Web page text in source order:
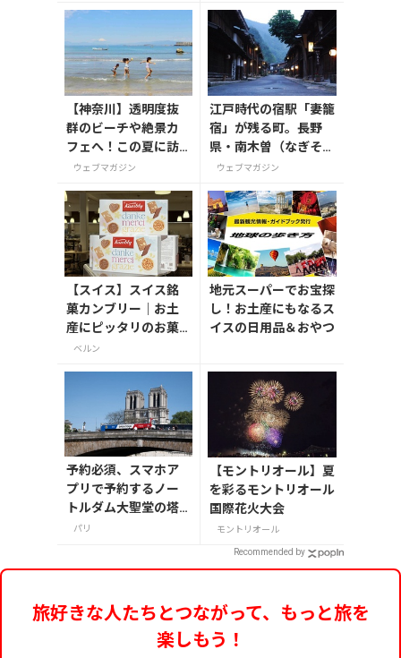
【神奈川】透明度抜
群のビーチや絶景カ
フェへ！この夏に訪
れたい三浦半島の穴
ウェブマガジン
江戸時代の宿駅「妻籠
宿」が残る町。長野
県・南木曽（なぎそ）
町ウェブマガジン
【スイス】スイス銘
菓カンブリー｜お土
産にピッタリのお菓
子からカンブリー・
ベルン
地元スーパーでお宝探
し！お土産にもなるス
イスの日用品＆おやつ
予約必須、スマホア
プリで予約するノー
トルダム大聖堂の塔
の登り方まとめ
パリ
【モントリオール】夏
を彩るモントリオール
国際花火大会
モントリオール
Recommended by
旅好きな人たちとつながって、もっと旅を
楽しもう！